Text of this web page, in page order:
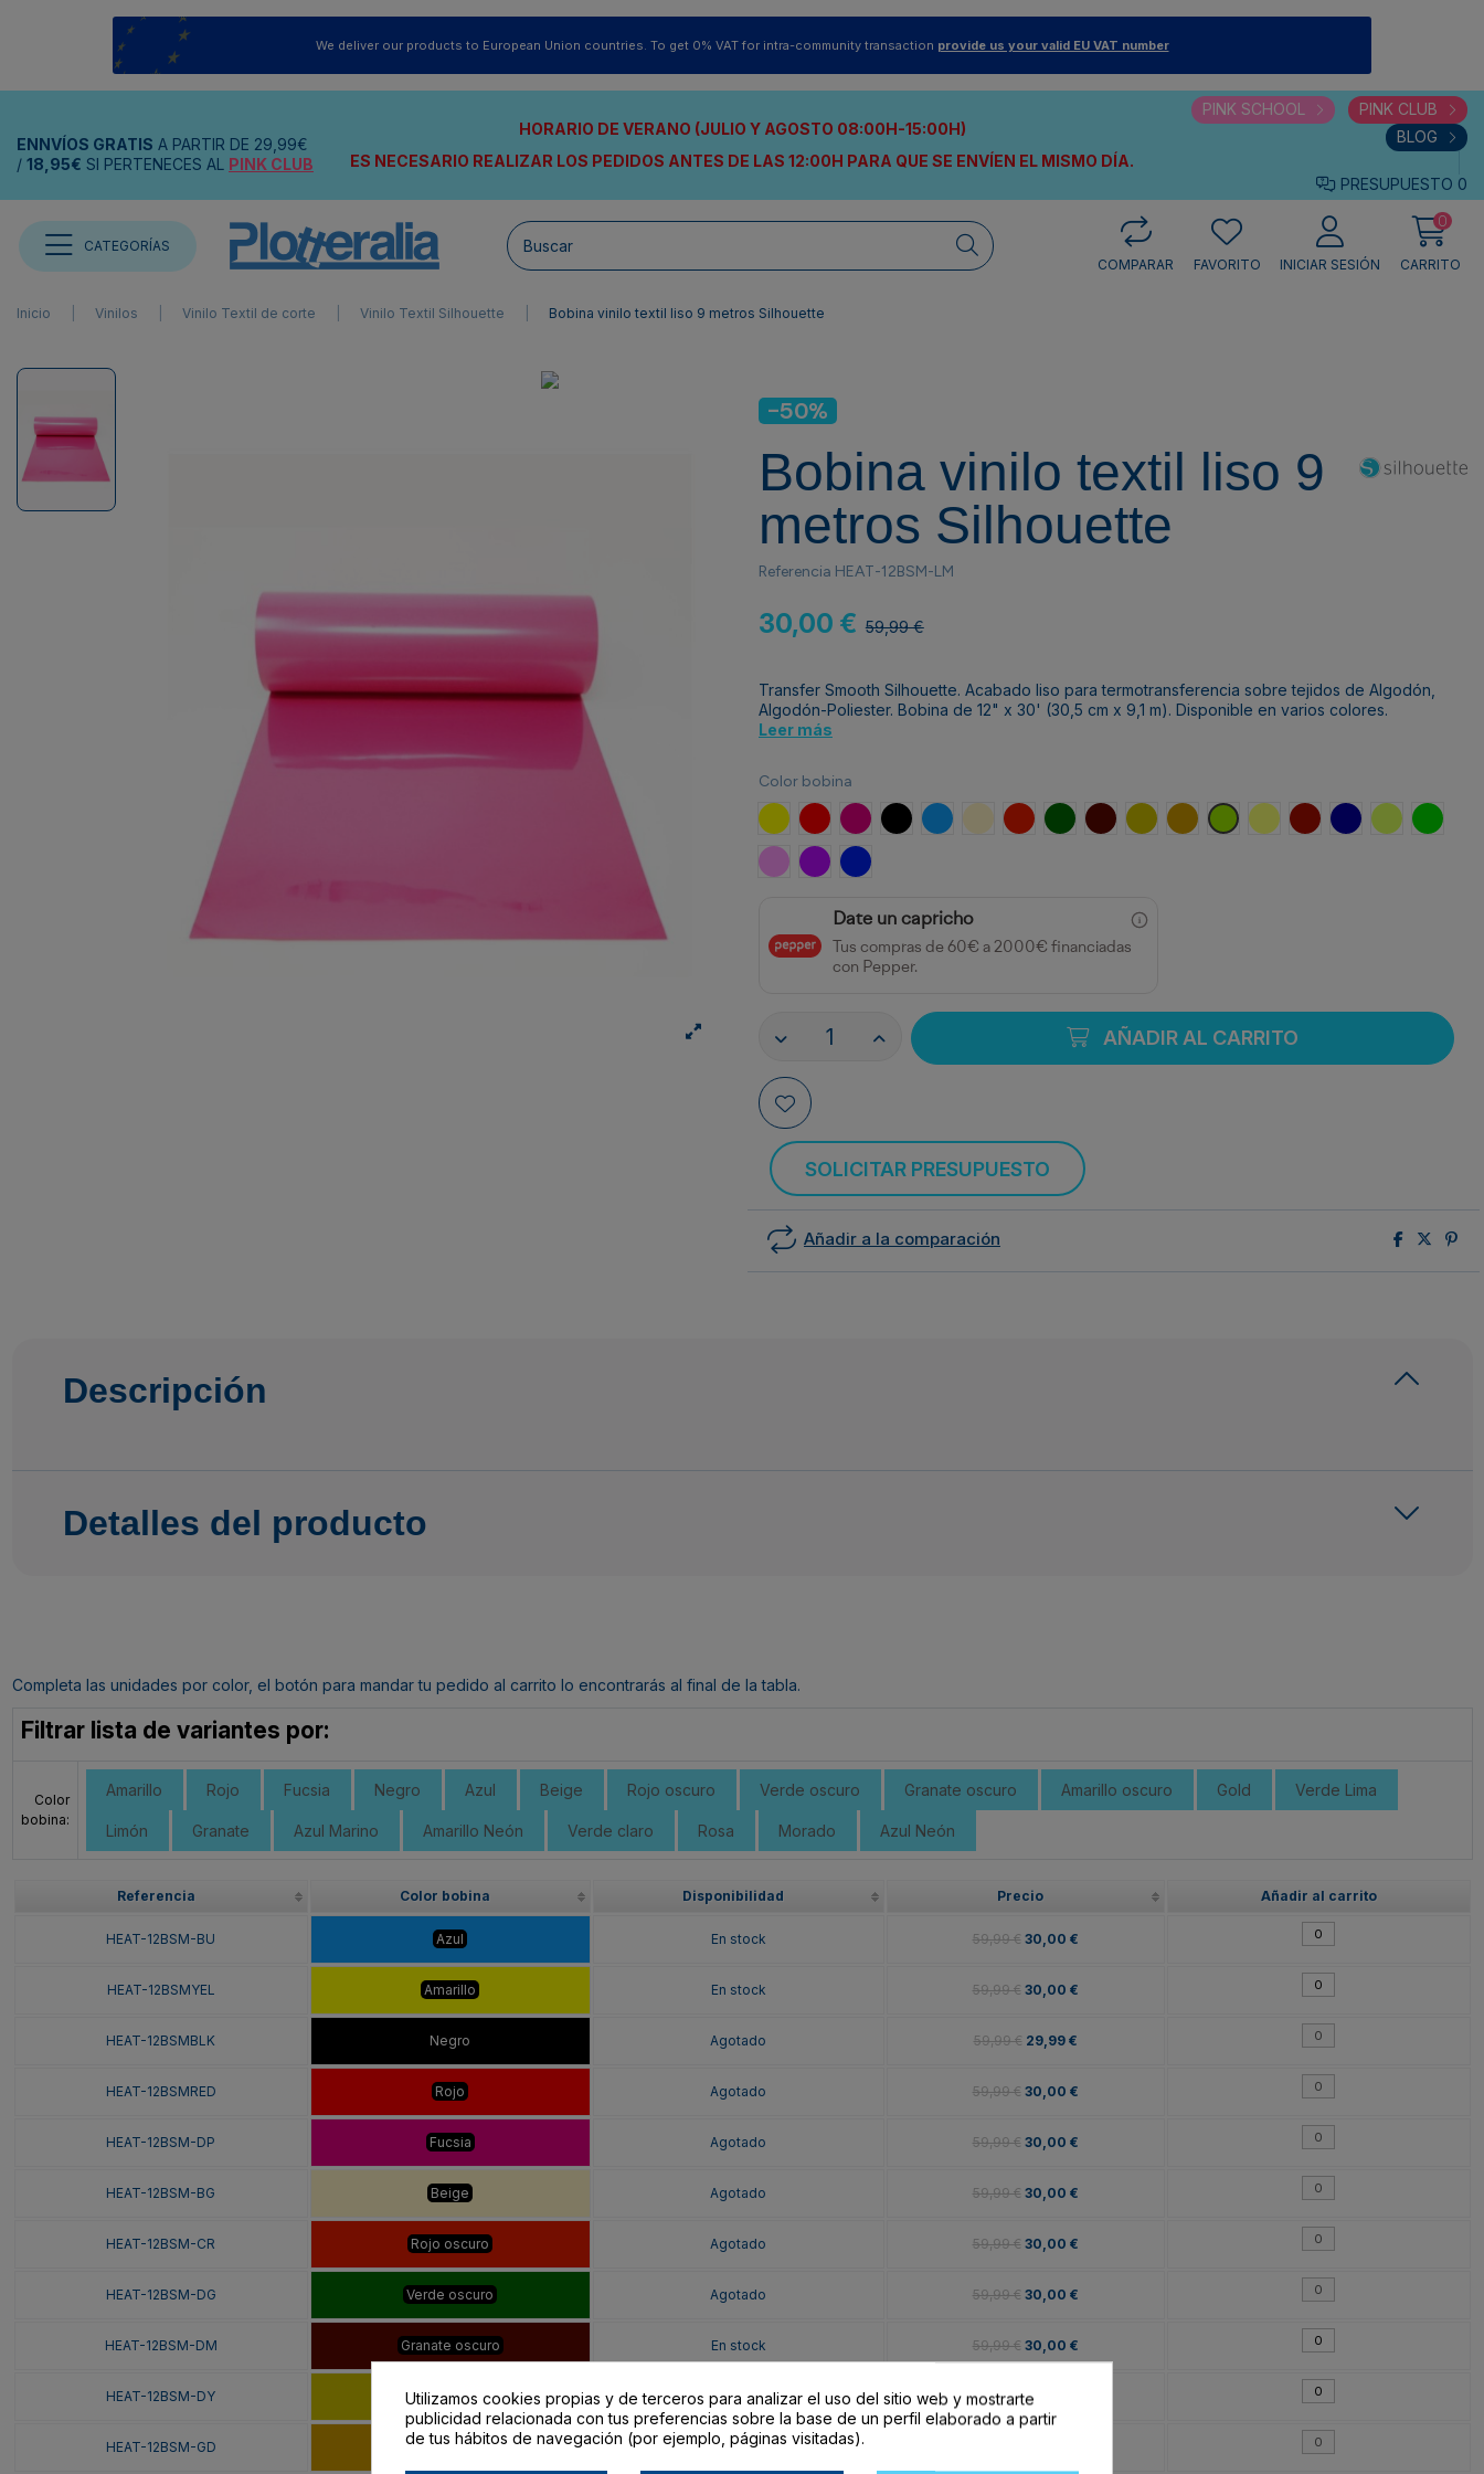
We deliver our products to European Union countries. To get 0% VAT for intra-community transaction provide us your valid EU VAT number
ENNVÍOS GRATIS A PARTIR DE 29,99€
/ 18,95€ SI PERTENECES AL PINK CLUB
HORARIO DE VERANO (JULIO Y AGOSTO 08:00H-15:00H)
ES NECESARIO REALIZAR LOS PEDIDOS ANTES DE LAS 12:00H PARA QUE SE ENVÍEN EL MISMO DÍA.
PINK SCHOOL
PINK CLUB
BLOG
PRESUPUESTO 0
CATEGORÍAS
COMPARAR
FAVORITO INICIAR SESIÓN
0
CARRITO
Inicio Vinilos Vinilo Textil de corte Vinilo Textil Silhouette Bobina vinilo textil liso 9 metros Silhouette
-50%
Bobina vinilo textil liso 9
metros Silhouette
Referencia HEAT-12BSM-LM
30,00 € 59,99 €
Transfer Smooth Silhouette. Acabado liso para termotransferencia sobre tejidos de Algodón,
Algodón-Poliester. Bobina de 12" x 30' (30,5 cm x 9,1 m). Disponible en varios colores.
Leer más
Color bobina
AmarilloRojo Fucsia Negro Azul Beige Rojo oscuroVerde oscuro
Granate oscuro
Amarillo oscuro
Gold Verde Lima
Limón GranateAzul MarinoAmarilloVerde
Rosa MoradoAzul Neón
Date un capricho
Tus compras de 60€ a 2000€ financiadas
con Pepper.
AÑADIR AL CARRITO
SOLICITAR PRESUPUESTO
Añadir a la comparación
Descripción
Detalles del producto
Completa las unidades por color, el botón para mandar tu pedido al carrito lo encontrarás al final de la tabla.
Filtrar lista de variantes por:
Color
bobina:
Amarillo Rojo Fucsia Negro Azul Beige Rojo oscuro Verde oscuro Granate oscuro Amarillo oscuro Gold Verde Lima
Limón Granate Azul Marino Amarillo Neón Verde claro Rosa Morado Azul Neón
Referencia Color bobina Disponibilidad Precio Añadir al carrito
HEAT-12BSM-BU Azul En stock 59,99 € 30,00 €
HEAT-12BSMYEL Amarillo En stock 59,99 € 30,00 €
HEAT-12BSMBLK Negro Agotado 59,99 € 29,99 €
HEAT-12BSMRED Rojo Agotado 59,99 € 30,00 €
HEAT-12BSM-DP Fucsia Agotado 59,99 € 30,00 €
HEAT-12BSM-BG Beige Agotado 59,99 € 30,00 €
HEAT-12BSM-CR Rojo oscuro Agotado 59,99 € 30,00 €
HEAT-12BSM-DG Verde oscuro Agotado 59,99 € 30,00 €
HEAT-12BSM-DM Granate oscuro En stock 59,99 € 30,00 €
HEAT-12BSM-DY Amarillo oscuro En stock 59,99 € 30,00 €
HEAT-12BSM-GD Gold Agotado
Utilizamos cookies propias y de terceros para analizar el uso del sitio web y mostrarte
publicidad relacionada con tus preferencias sobre la base de un perfil elaborado a partir
de tus hábitos de navegación (por ejemplo, páginas visitadas).